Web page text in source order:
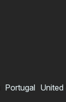
Portugal United